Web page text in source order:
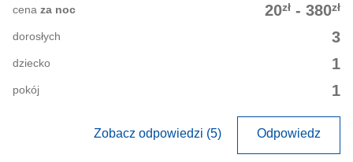
20zł - 380zł
cena za noc
3
dorosłych
1
dziecko
1
pokój
Zobacz odpowiedzi (5) Odpowiedz